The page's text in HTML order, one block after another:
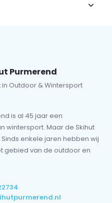
Purmerend
Outdoor & Wintersport
is al 45 jaar een
wintersport. Maar de Skihut
enkele jaren hebben wij
gebied van de outdoor en